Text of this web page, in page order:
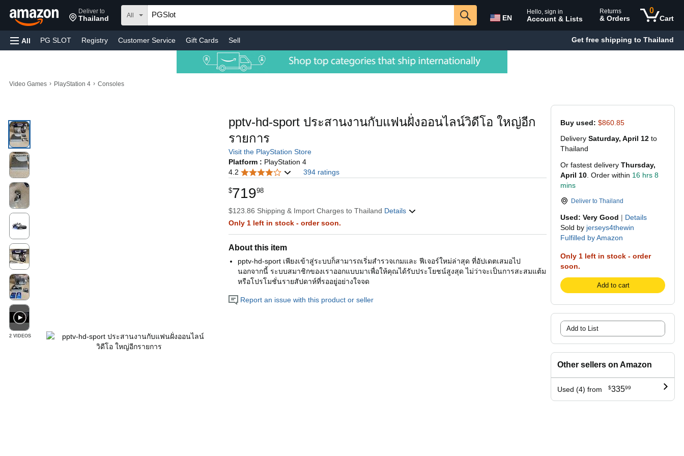
Deliver to
Thailand All EN
Hello, sign in
Account & Lists
Returns
& Orders
0
Cart
All PG SLOT Registry Customer Service Gift Cards Sell Get free shipping to Thailand
Video Games › PlayStation 4 › Consoles
Buy used: $860.85
Delivery Saturday, April 12 to
Thailand
Or fastest delivery Thursday,
April 10 . Order within 16 hrs 8
mins
Deliver to Thailand
Used: Very Good | Details
Sold by jerseys4thewin
Fulfilled by Amazon
Only 1 left in stock - order
soon.
Add to cart
Add to List
Other sellers on Amazon
Used (4) from $33599
2 VIDEOS
pptv-hd-sport ประสานงานกับแฟนฝั่งออนไลน์วิดีโอ ใหญ่อีก
รายการ
Visit the PlayStation Store
Platform : PlayStation 4
4.2
394 ratings
$71998
$123.86 Shipping & Import Charges to Thailand Details
Only 1 left in stock - order soon.
About this item
pptv-hd-sport เพียงเข้าสู่ระบบก็สามารถเริ่มสำรวจเกมและ ฟีเจอร์ใหม่ล่าสุด ที่อัปเดตเสมอไป
นอกจากนี้ ระบบสมาชิกของเราออกแบบมาเพื่อให้คุณได้รับประโยชน์สูงสุด ไม่ว่าจะเป็นการสะสมแต้ม
หรือโปรโมชั่นรายสัปดาห์ที่รออยู่อย่างใจจด
Report an issue with this product or seller